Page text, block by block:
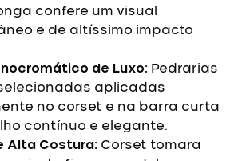
confere um visual
e de altíssimo impacto
de Luxo: Pedrarias
aplicadas
no corset e na barra curta
contínuo e elegante.
Alta Costura: Corset tomara